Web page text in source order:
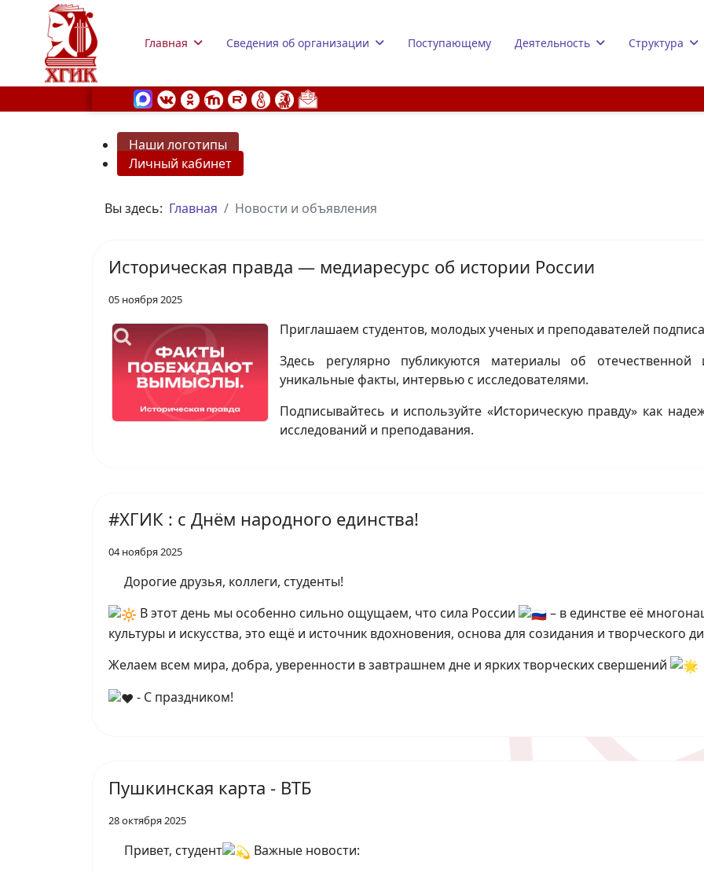
Главная Сведения об организации Поступающему Деятельность Структура
Наши логотипы
Личный кабинет
Вы здесь: Главная Новости и объявления
Историческая правда — медиаресурс об истории России
05 ноября 2025
Приглашаем студентов, молодых ученых и преподавателей
Здесь регулярно публикуются материалы об отечественной
уникальные факты, интервью с исследователями.
Подписывайтесь и используйте «Историческую правду» как
исследований и преподавания.
#ХГИК : с Днём народного единства!
04 ноября 2025
Дорогие друзья, коллеги, студенты!
В этот день мы особенно сильно ощущаем, что сила России
– в единстве её
культуры и искусства, это ещё и источник вдохновения, основа для созидания и творческого
Желаем всем мира, добра, уверенности в завтрашнем дне и ярких творческих свершений
- С праздником!
Пушкинская карта - ВТБ
28 октября 2025
Привет, студент
Важные новости: